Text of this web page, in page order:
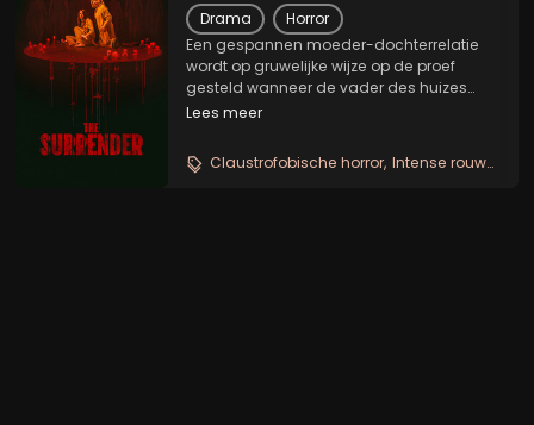
Drama
Horror
Een gespannen moeder-dochterrelatie
wordt op gruwelijke wijze op de proef
gesteld wanneer de vader des huizes
overlijdt en de rouwende moeder een
hem terug te halen uit de dood. Maar de
opstanding loopt...
Lees meer
Claustrofobische horror Intense rouwdrama